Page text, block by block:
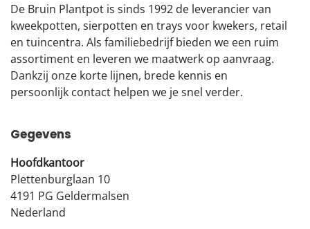
De Bruin Plantpot is sinds 1992 de leverancier van
kweekpotten, sierpotten en trays voor kwekers, retail
en tuincentra. Als familiebedrijf bieden we een ruim
assortiment en leveren we maatwerk op aanvraag.
Dankzij onze korte lijnen, brede kennis en
persoonlijk contact helpen we je snel verder.
Gegevens
Hoofdkantoor
Plettenburglaan 10
4191 PG Geldermalsen
Nederland